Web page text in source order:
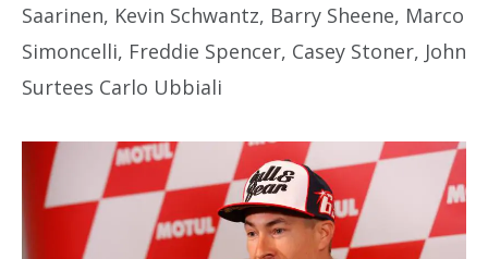
Saarinen, Kevin Schwantz, Barry Sheene, Marco
Simoncelli, Freddie Spencer, Casey Stoner, John
Surtees Carlo Ubbiali